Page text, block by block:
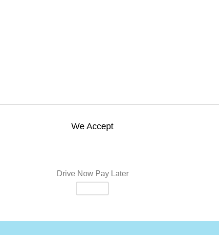
We Accept
Drive Now Pay Later